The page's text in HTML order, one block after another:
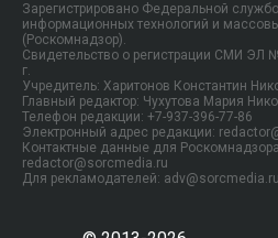
Зарегистрировано Федеральной
информационных технологий и
(Роскомнадзор).
Свидетельство о регистрации СМИ ЭЛ
г.
Учредитель: Харитонов Константин
Главный редактор: Чухутова Мария
Телефон редакции: +7-937-396-77-86
Электронный адрес редакции:
Контактные данные для
redactor@sorcmedia.ru
Для рекламодателей: adv@sorcmedia.ru